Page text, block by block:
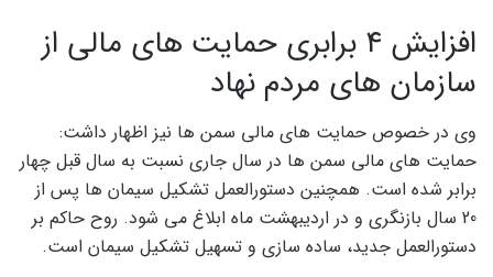
افزایش 4 برابری حمایت های مالی از
سازمان های مردم نهاد
وی در خصوص حمایت های مالی سمن ها نیز اظهار داشت:
حمایت های مالی سمن ها در سال جاری نسبت به سال قبل چهار
برابر شده است. همچنین دستورالعمل تشکیل سیمان ها پس از
20 سال بازنگری و در اردیبهشت ماه ابلاغ می شود. روح حاکم بر
دستورالعمل جدید، ساده سازی و تسهیل تشکیل سیمان است.